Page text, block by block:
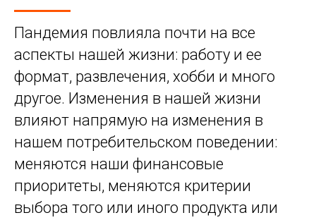
Пандемия повлияла почти на все
аспекты нашей жизни: работу и ее
формат, развлечения, хобби и много
другое. Изменения в нашей жизни
влияют напрямую на изменения в
нашем потребительском поведении:
меняются наши финансовые
приоритеты, меняются критерии
выбора того или иного продукта или